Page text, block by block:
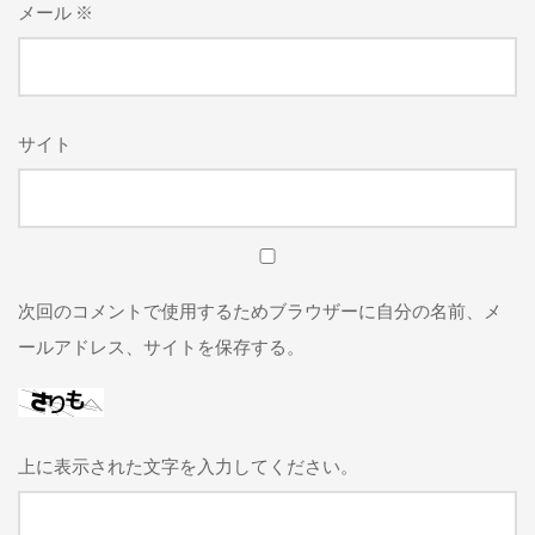
メール ※
サイト
次回のコメントで使用するためブラウザーに自分の名前、メ
ールアドレス、サイトを保存する。
上に表示された文字を入力してください。